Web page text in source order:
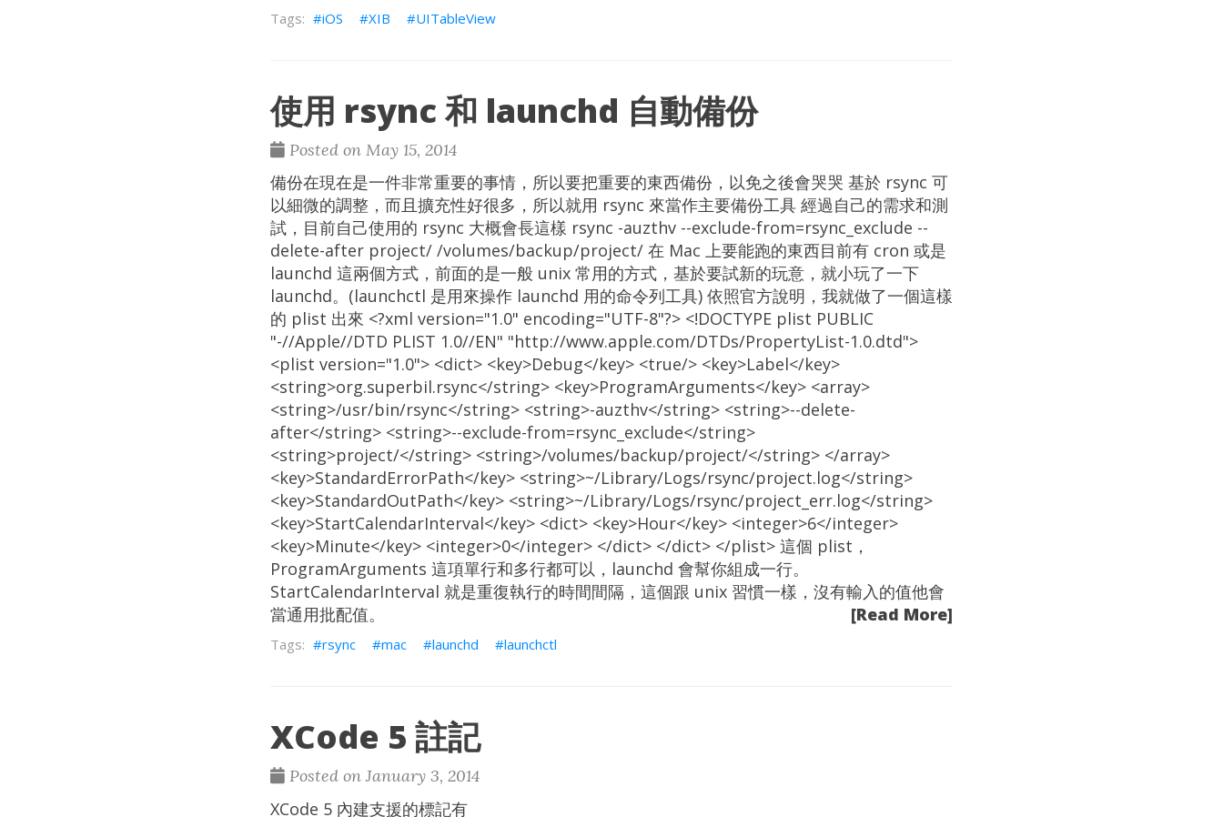
iOS XIB UITableView
使用 rsync 和 launchd 自動備份
Posted on May 15, 2014
備份在現在是一件非常重要的事情，所以要把重要的東西備份，以免之後會哭哭 基於 rsync 可
以細微的調整，而且擴充性好很多，所以就用 rsync 來當作主要備份工具 經過自己的需求和測
試，目前自己使用的 rsync 大概會長這樣 rsync -auzthv --exclude-from=rsync_exclude --
delete-after project/ /volumes/backup/project/ 在 Mac 上要能跑的東西目前有 cron 或是
launchd 這兩個方式，前面的是一般 unix 常用的方式，基於要試新的玩意，就小玩了一下
launchd。(launchctl 是用來操作 launchd 用的命令列工具) 依照官方說明，我就做了一個這樣
的 plist 出來 <?xml version="1.0" encoding="UTF-8"?> <!DOCTYPE plist PUBLIC
"-//Apple//DTD PLIST 1.0//EN" "http://www.apple.com/DTDs/PropertyList-1.0.dtd">
<plist version="1.0"> <dict> <key>Debug</key> <true/> <key>Label</key>
<string>org.superbil.rsync</string> <key>ProgramArguments</key> <array>
<string>/usr/bin/rsync</string> <string>-auzthv</string> <string>--delete-
after</string> <string>--exclude-from=rsync_exclude</string>
<string>project/</string> <string>/volumes/backup/project/</string> </array>
<key>StandardErrorPath</key> <string>~/Library/Logs/rsync/project.log</string>
<key>StandardOutPath</key> <string>~/Library/Logs/rsync/project_err.log</string>
<key>StartCalendarInterval</key> <dict> <key>Hour</key> <integer>6</integer>
<key>Minute</key> <integer>0</integer> </dict> </dict> </plist> 這個 plist，
ProgramArguments 這項單行和多行都可以，launchd 會幫你組成一行。
StartCalendarInterval 就是重復執行的時間間隔，這個跟 unix 習慣一樣，沒有輸入的值他會
當通用批配值。
[Read More]
rsync mac launchd launchctl
XCode 5 註記
Posted on January 3, 2014
XCode 5 內建支援的標記有